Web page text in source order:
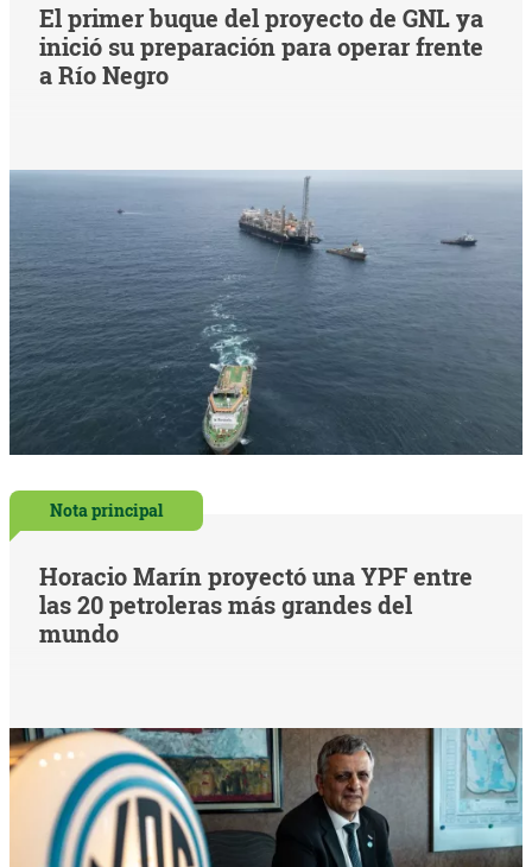
El primer buque del proyecto de GNL ya
inició su preparación para operar frente
a Río Negro
Nota principal
Horacio Marín proyectó una YPF entre
las 20 petroleras más grandes del
mundo